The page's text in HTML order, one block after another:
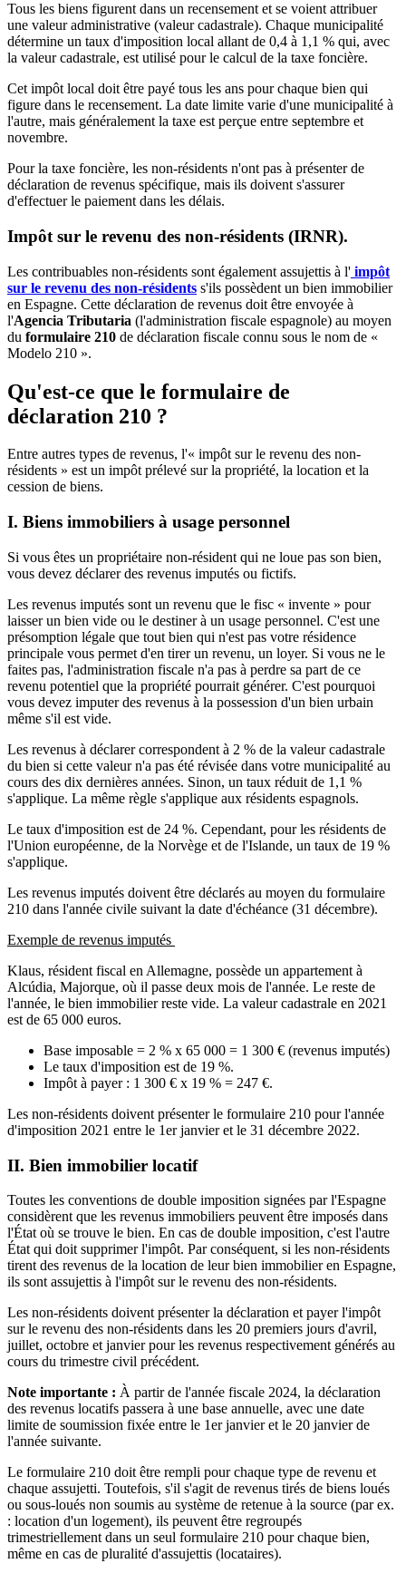
Tous les biens figurent dans un recensement et se voient attribuer
une valeur administrative (valeur cadastrale). Chaque municipalité
détermine un taux d'imposition local allant de 0,4 à 1,1 % qui, avec
la valeur cadastrale, est utilisé pour le calcul de la taxe foncière.
Cet impôt local doit être payé tous les ans pour chaque bien qui
figure dans le recensement. La date limite varie d'une municipalité à
l'autre, mais généralement la taxe est perçue entre septembre et
novembre.
Pour la taxe foncière, les non-résidents n'ont pas à présenter de
déclaration de revenus spécifique, mais ils doivent s'assurer
d'effectuer le paiement dans les délais.
Impôt sur le revenu des non-résidents (IRNR).
Les contribuables non-résidents sont également assujettis à l' impôt
sur le revenu des non-résidents s'ils possèdent un bien immobilier
en Espagne. Cette déclaration de revenus doit être envoyée à
l'Agencia Tributaria (l'administration fiscale espagnole) au moyen
du formulaire 210 de déclaration fiscale connu sous le nom de «
Modelo 210 ».
Qu'est-ce que le formulaire de
déclaration 210 ?
Entre autres types de revenus, l'« impôt sur le revenu des non-
résidents » est un impôt prélevé sur la propriété, la location et la
cession de biens.
I. Biens immobiliers à usage personnel
Si vous êtes un propriétaire non-résident qui ne loue pas son bien,
vous devez déclarer des revenus imputés ou fictifs.
Les revenus imputés sont un revenu que le fisc « invente » pour
laisser un bien vide ou le destiner à un usage personnel. C'est une
présomption légale que tout bien qui n'est pas votre résidence
principale vous permet d'en tirer un revenu, un loyer. Si vous ne le
faites pas, l'administration fiscale n'a pas à perdre sa part de ce
revenu potentiel que la propriété pourrait générer. C'est pourquoi
vous devez imputer des revenus à la possession d'un bien urbain
même s'il est vide.
Les revenus à déclarer correspondent à 2 % de la valeur cadastrale
du bien si cette valeur n'a pas été révisée dans votre municipalité au
cours des dix dernières années. Sinon, un taux réduit de 1,1 %
s'applique. La même règle s'applique aux résidents espagnols.
Le taux d'imposition est de 24 %. Cependant, pour les résidents de
l'Union européenne, de la Norvège et de l'Islande, un taux de 19 %
s'applique.
Les revenus imputés doivent être déclarés au moyen du formulaire
210 dans l'année civile suivant la date d'échéance (31 décembre).
Exemple de revenus imputés
Klaus, résident fiscal en Allemagne, possède un appartement à
Alcúdia, Majorque, où il passe deux mois de l'année. Le reste de
l'année, le bien immobilier reste vide. La valeur cadastrale en 2021
est de 65 000 euros.
Base imposable = 2 % x 65 000 = 1 300 € (revenus imputés)
Le taux d'imposition est de 19 %.
Impôt à payer : 1 300 € x 19 % = 247 €.
Les non-résidents doivent présenter le formulaire 210 pour l'année
d'imposition 2021 entre le 1er janvier et le 31 décembre 2022.
II. Bien immobilier locatif
Toutes les conventions de double imposition signées par l'Espagne
considèrent que les revenus immobiliers peuvent être imposés dans
l'État où se trouve le bien. En cas de double imposition, c'est l'autre
État qui doit supprimer l'impôt. Par conséquent, si les non-résidents
tirent des revenus de la location de leur bien immobilier en Espagne,
ils sont assujettis à l'impôt sur le revenu des non-résidents.
Les non-résidents doivent présenter la déclaration et payer l'impôt
sur le revenu des non-résidents dans les 20 premiers jours d'avril,
juillet, octobre et janvier pour les revenus respectivement générés au
cours du trimestre civil précédent.
Note importante : À partir de l'année fiscale 2024, la déclaration
des revenus locatifs passera à une base annuelle, avec une date
limite de soumission fixée entre le 1er janvier et le 20 janvier de
l'année suivante.
Le formulaire 210 doit être rempli pour chaque type de revenu et
chaque assujetti. Toutefois, s'il s'agit de revenus tirés de biens loués
ou sous-loués non soumis au système de retenue à la source (par ex.
: location d'un logement), ils peuvent être regroupés
trimestriellement dans un seul formulaire 210 pour chaque bien,
même en cas de pluralité d'assujettis (locataires).